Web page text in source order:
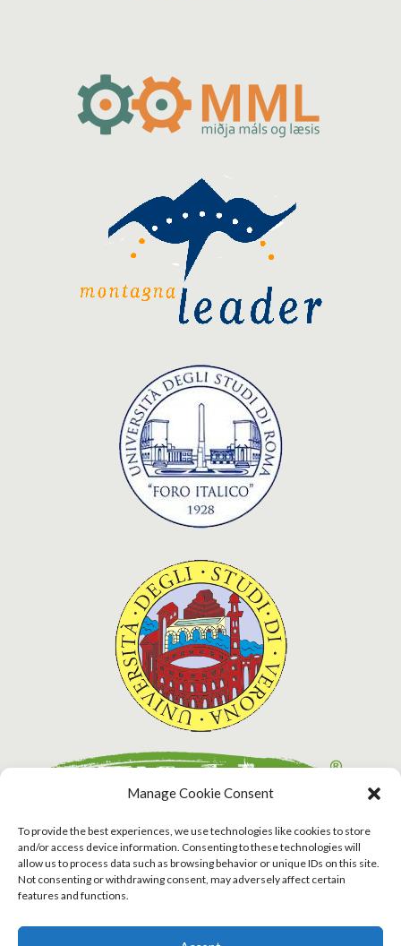
Manage Cookie Consent
To provide the best experiences, we use technologies like cookies to store
and/or access device information. Consenting to these technologies will
allow us to process data such as browsing behavior or unique IDs on this site.
Not consenting or withdrawing consent, may adversely affect certain
features and functions.